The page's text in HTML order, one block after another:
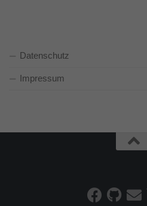
Datenschutz
Impressum